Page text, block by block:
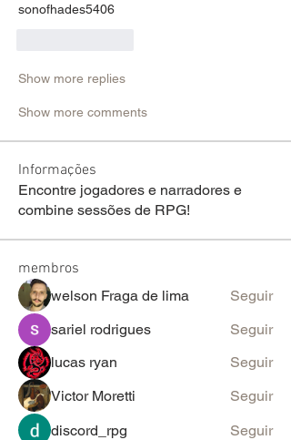
sonofhades5406
Show more replies
Show more comments
Informações
Encontre jogadores e narradores e
combine sessões de RPG!
membros
welson Fraga de lima
Seguir
sariel rodrigues
Seguir
lucas ryan
Seguir
Victor Moretti
Seguir
discord_rpg
Seguir